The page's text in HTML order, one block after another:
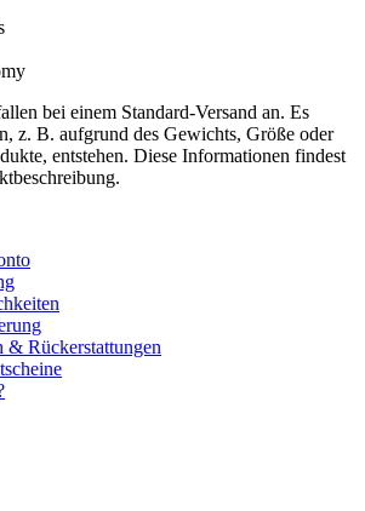
bei einem Standard-Versand an. Es
z. B. aufgrund des Gewichts, Größe oder
entstehen. Diese Informationen findest
& Rückerstattungen